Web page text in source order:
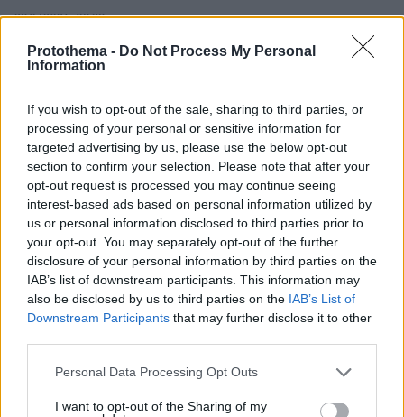
Protothema - Do Not Process My Personal
Information
If you wish to opt-out of the sale, sharing to third parties, or
processing of your personal or sensitive information for
targeted advertising by us, please use the below opt-out
section to confirm your selection. Please note that after your
opt-out request is processed you may continue seeing
interest-based ads based on personal information utilized by
us or personal information disclosed to third parties prior to
your opt-out. You may separately opt-out of the further
disclosure of your personal information by third parties on the
IAB’s list of downstream participants. This information may
also be disclosed by us to third parties on the IAB’s List of
Downstream Participants that may further disclose it to other
Please note that this website/app uses one or more Google
not limited to your visit or usage behaviour. You may click to
Personal Data Processing Opt Outs
I want to opt-out of the Sharing of my
Διασκεδάζουμε υπεύθυνα, επιστρέφουμε με ασφάλεια
29.07.2026, 09:39
ΠΡΟΣΘΗΚΗ ΣΧΟΛΙΟΥ
Τεταρτοκοσμικος πολιτης
Πολιτισμος-παιδεια Σωρρακωσταινας 2024 !
ΑΠΑΝΤΗΣΗ
iam
κρήτη είναι από τους κορυφαίους τόπους στην
ελλάδα προς αποφυγή .... οι χειρότεροι με διαφορά